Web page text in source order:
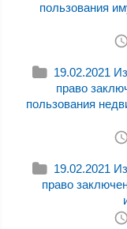
пользования
19.02.2021
право
пользования
19.02.2021
право